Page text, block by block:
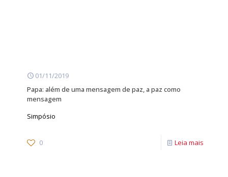
01/11/2019
Papa: além de uma mensagem de paz, a paz como
mensagem
Simpósio
0 Leia mais